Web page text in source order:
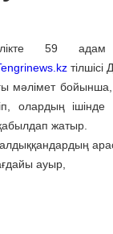
59
тілшісі
мәлімет
олардың ішінде
жатыр.
ауыр,